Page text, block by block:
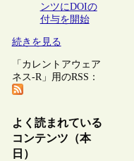
ンツにDOIの
付与を開始
続きを見る
「カレントアウェア
ネス-R」用のRSS：
よく読まれている
コンテンツ（本
日）